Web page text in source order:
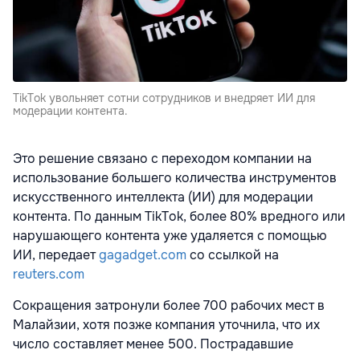
TikTok увольняет сотни сотрудников и внедряет ИИ для
модерации контента.
Это решение связано с переходом компании на
использование большего количества инструментов
искусственного интеллекта (ИИ) для модерации
контента. По данным TikTok, более 80% вредного или
нарушающего контента уже удаляется с помощью
ИИ, передаетgagadget.com со ссылкой на
reuters.com
Сокращения затронули более 700 рабочих мест в
Малайзии, хотя позже компания уточнила, что их
число составляет менее 500. Пострадавшие